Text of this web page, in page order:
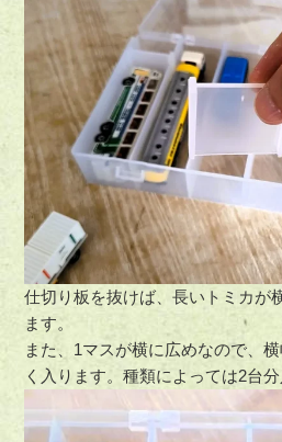
仕切り板を抜けば、長いトミカが
ます。
また、1マスが横に広めなので、
く入ります。種類によっては2台